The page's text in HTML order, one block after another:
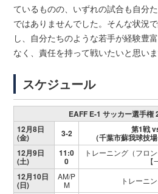
ているものの、いずれの試合も自分
ではありませんでした。そんな状況
し、自分たちのような若手が経験豊
なく、責任を持って戦いたいと思いま
スケジュール
EAFF E-1 サッカー選手権
12月8日
(金) 3-2 第1戦
（千葉市蘇我球技
12月9日
(土)
11:0
0
トレーニング（フロ
12月10日
(日)
AM/P
M
トレーニ